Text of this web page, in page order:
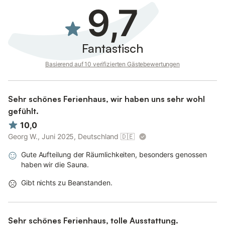
• (in den 2. Schlafraum. gelangt man durch den 1. Schlafraum)
• Küche (offen zum Wohnraum) mit Geschirrspülmaschine
• Dusche/WC (Erdgeschoß)
• Terrasse mit Gartenmöbel und Strandkorb, Liegewiese,
Nachtspeicherheizung, SAT-TV, Video, Stereoanlage
• Bettwäsche mitbringen. Handtücher sind vorhanden.
• Haustiere erlaubt (kostenpflichtig)
Inkl. der Verbrauchskosten (Strom, Gas und Wasser)
9,7
Fantastisch
Basierend auf 10 verifizierten Gästebewertungen
Sehr schönes Ferienhaus, wir haben uns sehr wohl
gefühlt.
10,0
Georg W., Juni 2025, Deutschland 🇩🇪
Gute Aufteilung der Räumlichkeiten, besonders genossen
haben wir die Sauna.
Gibt nichts zu Beanstanden.
Sehr schönes Ferienhaus, tolle Ausstattung.